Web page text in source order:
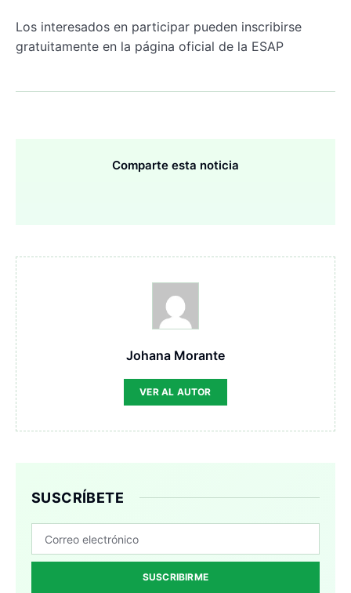
Los interesados en participar pueden inscribirse
gratuitamente en la página oficial de la ESAP
Comparte esta noticia
Johana Morante
VER AL AUTOR
SUSCRÍBETE
SUSCRIBIRME